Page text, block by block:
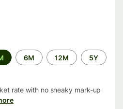
6M 12M 5Y
rate with no sneaky mark-up